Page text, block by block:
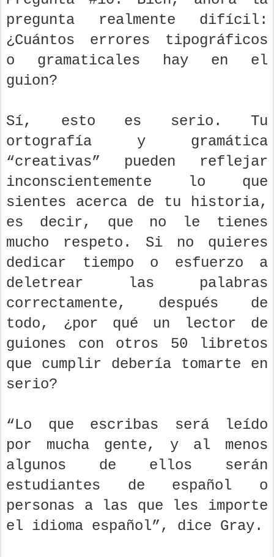
pregunta realmente difícil:
¿Cuántos errores tipográficos
o gramaticales hay en el
guion?
Sí, esto es serio. Tu
ortografía y gramática
“creativas” pueden reflejar
inconscientemente lo que
sientes acerca de tu historia,
es decir, que no le tienes
mucho respeto. Si no quieres
dedicar tiempo o esfuerzo a
deletrear las palabras
correctamente, después de
todo, ¿por qué un lector de
guiones con otros 50 libretos
que cumplir debería tomarte en
serio?
“Lo que escribas será leído
por mucha gente, y al menos
algunos de ellos serán
estudiantes de español o
personas a las que les importe
el idioma español”, dice Gray.